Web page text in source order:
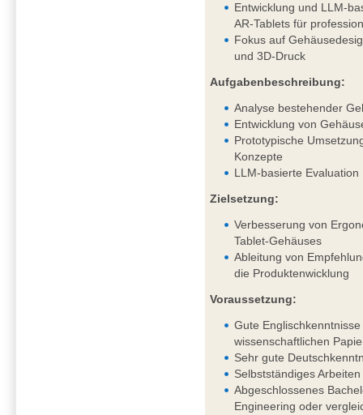
Entwicklung und LLM-
AR-Tablets für
Fokus auf
und 3D-Druck
Aufgabenbeschreibung:
Analyse bestehender
Entwicklung von
Prototypische
Konzepte
LLM-basierte Evaluation
Zielsetzung:
Verbesserung von
Tablet-Gehäuses
Ableitung von
die Produktenwicklung
Voraussetzung:
Gute
wissenschaftlichen
Sehr gute
Selbstständiges
Abgeschlossenes
Engineering oder